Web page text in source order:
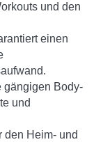
und den
einen
gängigen Body-
und
den Heim- und